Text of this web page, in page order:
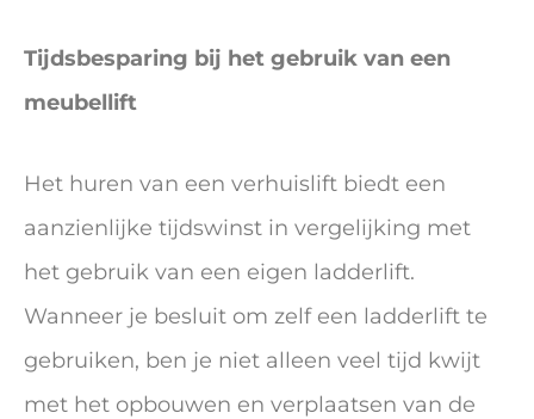
Tijdsbesparing bij het gebruik van een
meubellift
Het huren van een verhuislift biedt een
aanzienlijke tijdswinst in vergelijking met
het gebruik van een eigen ladderlift.
Wanneer je besluit om zelf een ladderlift te
gebruiken, ben je niet alleen veel tijd kwijt
met het opbouwen en verplaatsen van de